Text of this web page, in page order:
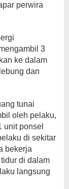
perwira
3
ke dalam
dan
tunai
oleh pelaku,
unit ponsel
di sekitar
bekerja
di dalam
langsung